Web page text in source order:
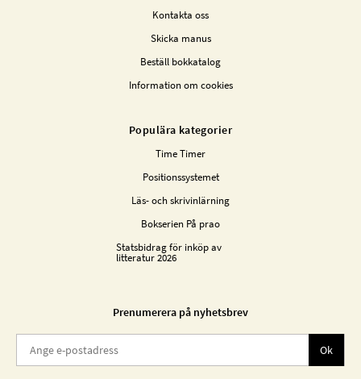
Kontakta oss
Skicka manus
Beställ bokkatalog
Information om cookies
Populära kategorier
Time Timer
Positionssystemet
Läs- och skrivinlärning
Bokserien På prao
Statsbidrag för inköp av
litteratur 2026
Prenumerera på nyhetsbrev
Ok